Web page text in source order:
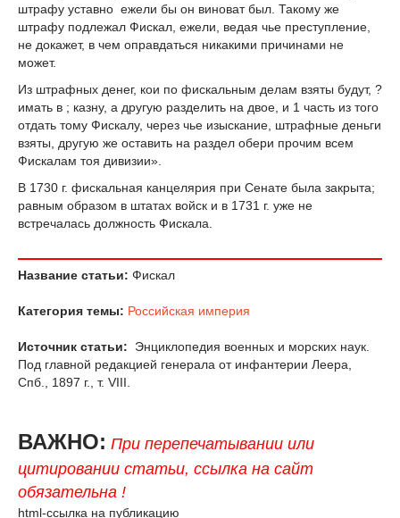
штрафу уставно ежели бы он виноват был. Такому же
штрафу подлежал Фискал, ежели, ведая чье преступление,
не докажет, в чем оправдаться никакими причинами не
может.
Из штрафных денег, кои по фискальным делам взяты будут, ?
имать в ; казну, а другую разделить на двое, и 1 часть из того
отдать тому Фискалу, через чье изыскание, штрафные деньги
взяты, другую же оставить на раздел обери прочим всем
Фискалам тоя дивизии».
В 1730 г. фискальная канцелярия при Сенате была закрыта;
равным образом в штатах войск и в 1731 г. уже не
встречалась должность Фискала.
Название статьи: Фискал
Категория темы: Российская империя
Источник статьи:
Энциклопедия военных и морских наук.
Под главной редакцией генерала от инфантерии Леера,
Спб., 1897 г., т. VIII.
ВАЖНО: При перепечатывании или
цитировании статьи, ссылка на сайт
обязательна !
html-ссылка на публикацию